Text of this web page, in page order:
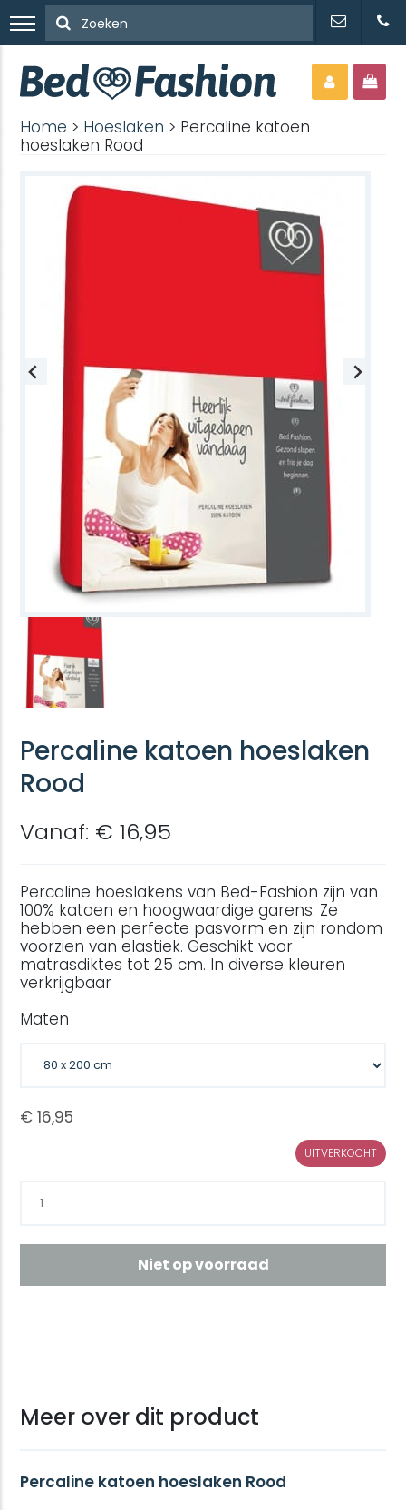
Home > Hoeslaken > Percaline katoen
hoeslaken Rood
Percaline katoen hoeslaken
Rood
Vanaf: € 16,95
Percaline hoeslakens van Bed-Fashion zijn van
100% katoen en hoogwaardige garens. Ze
hebben een perfecte pasvorm en zijn rondom
voorzien van elastiek. Geschikt voor
matrasdiktes tot 25 cm. In diverse kleuren
verkrijgbaar
Maten
UITVERKOCHT
Niet op voorraad
Meer over dit product
Percaline katoen hoeslaken Rood